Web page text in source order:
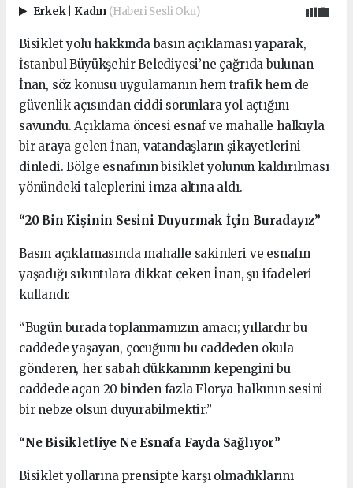
Erkek Kadın (Haberi Sesli Oku)
Bisiklet yolu hakkında basın açıklaması yaparak,
İstanbul Büyükşehir Belediyesi’ne çağrıda bulunan
İnan, söz konusu uygulamanın hem trafik hem de
güvenlik açısından ciddi sorunlara yol açtığını
savundu. Açıklama öncesi esnaf ve mahalle halkıyla
bir araya gelen İnan, vatandaşların şikayetlerini
dinledi. Bölge esnafının bisiklet yolunun kaldırılması
yönündeki taleplerini imza altına aldı.
“20 Bin Kişinin Sesini Duyurmak İçin Buradayız”
Basın açıklamasında mahalle sakinleri ve esnafın
yaşadığı sıkıntılara dikkat çeken İnan, şu ifadeleri
kullandı:
“Bugün burada toplanmamızın amacı; yıllardır bu
caddede yaşayan, çocuğunu bu caddeden okula
gönderen, her sabah dükkanının kepengini bu
caddede açan 20 binden fazla Florya halkının sesini
bir nebze olsun duyurabilmektir.”
“Ne Bisikletliye Ne Esnafa Fayda Sağlıyor”
Bisiklet yollarına prensipte karşı olmadıklarını